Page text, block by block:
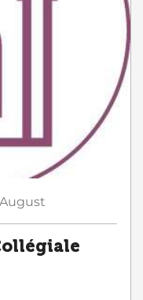
August